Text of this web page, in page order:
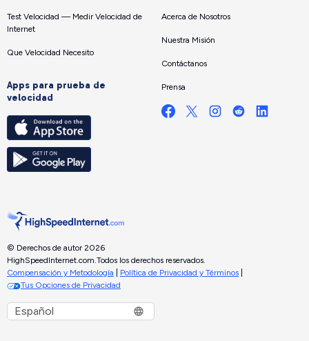
Test Velocidad — Medir Velocidad de
Internet
Que Velocidad Necesito
Apps para prueba de
velocidad
Acerca de Nosotros
Nuestra Misión
Contáctanos
Prensa
© Derechos de autor 2026
HighSpeedInternet.com. Todos los derechos reservados.
Compensación y Metodología
Política de Privacidad y Términos
Tus Opciones de Privacidad